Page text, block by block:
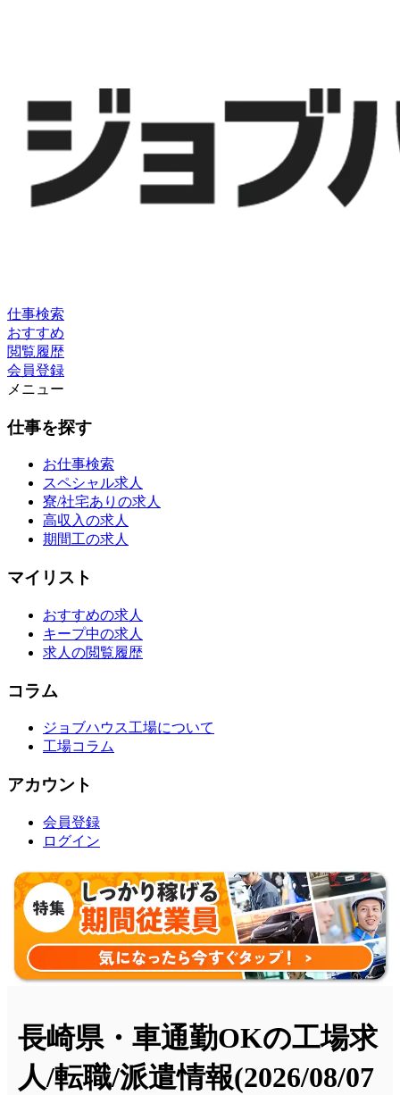
仕事検索
おすすめ
閲覧履歴
会員登録
メニュー
仕事を探す
お仕事検索
スペシャル求人
寮/社宅ありの求人
高収入の求人
期間工の求人
マイリスト
おすすめの求人
キープ中の求人
求人の閲覧履歴
コラム
ジョブハウス工場について
工場コラム
アカウント
会員登録
ログイン
長崎県・車通勤OKの工場求
人/転職/派遣情報(2026/08/07